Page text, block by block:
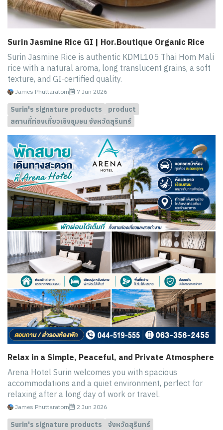
Surin Jasmine Rice GI | Hor.Boutique Organic Rice
Surin Jasmine Rice is authentic KDML105 Thai Hom Mali
rice with a natural aroma, long translucent grains, a soft
texture, and GI-certified quality.
James Phuttaratorn 7 Jun 2026
Surin's signature products
product
สถานที่ท่องเที่ยวเชิงชุมชน จังหวัดสุรินทร์
Relax in a Simple, Peaceful, and Private Atmosphere
Arena Hotel Surin welcomes you with spacious
accommodations and a quiet environment, perfect for
relaxing after a long day of work or travel.
James Phuttaratorn 2 Jun 2026
Surin's signature products
จังหวัดสุรินทร์